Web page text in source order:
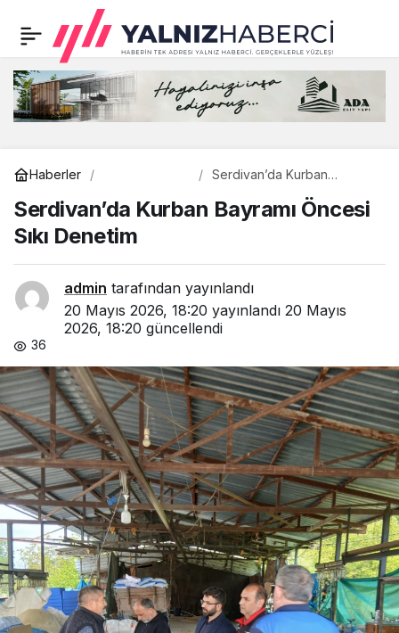
Haberler
Serdivan’da Kurban
Denetim
Serdivan’da Kurban Bayramı Öncesi
Sıkı Denetim
admin tarafından yayınlandı
20 Mayıs 2026, 18:20 yayınlandı 20 Mayıs
2026, 18:20 güncellendi
36
Adapazarı’nın
altyapısına 8
kilometrelik yeni
kanalizasyon hattı
kazandırılıyor
0